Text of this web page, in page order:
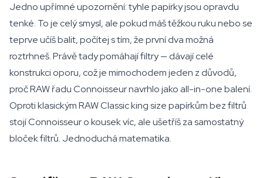
Jedno upřímné upozornění: tyhle papírky jsou opravdu
tenké. To je celý smysl, ale pokud máš těžkou ruku nebo se
teprve učíš balit, počítej s tím, že první dva možná
roztrhneš. Právě tady pomáhají filtry — dávají celé
konstrukci oporu, což je mimochodem jeden z důvodů,
proč RAW řadu Connoisseur navrhlo jako all-in-one balení.
Oproti klasickým RAW Classic king size papírkům bez filtrů
stojí Connoisseur o kousek víc, ale ušetříš za samostatný
bloček filtrů. Jednoduchá matematika.